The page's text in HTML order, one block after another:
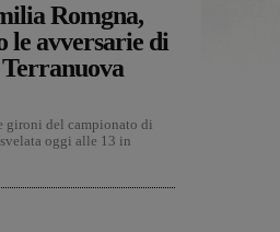
Romgna,
le avversarie di
gironi del campionato di
oggi alle 13 in